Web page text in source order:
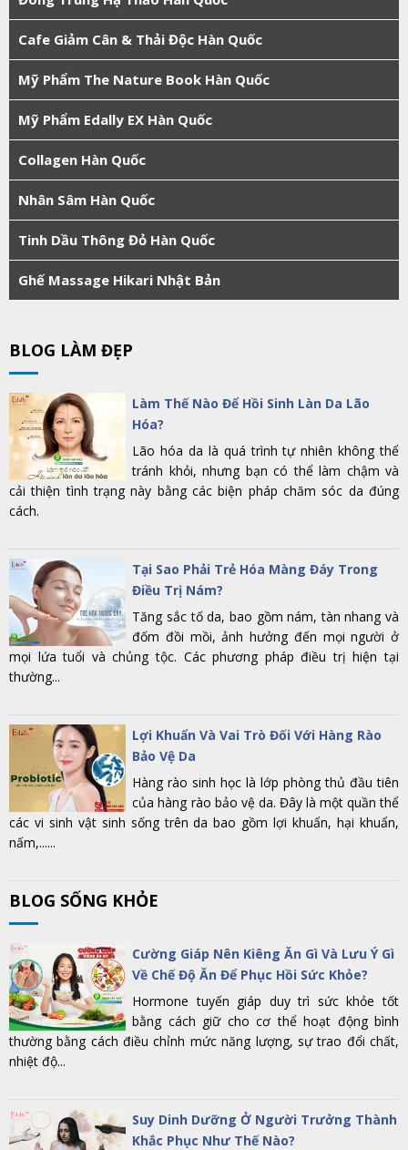
Cafe Giảm Cân & Thải Độc Hàn Quốc
Mỹ Phẩm The Nature Book Hàn Quốc
Mỹ Phẩm Edally EX Hàn Quốc
Collagen Hàn Quốc
Nhân Sâm Hàn Quốc
Tinh Dầu Thông Đỏ Hàn Quốc
Ghế Massage Hikari Nhật Bản
BLOG LÀM ĐẸP
Làm Thế Nào Để Hồi Sinh Làn Da Lão
Hóa?
Lão hóa da là quá trình tự nhiên không thể
tránh khỏi, nhưng bạn có thể làm chậm và
cải thiện tình trạng này bằng các biện pháp chăm sóc da đúng
cách.
Tại Sao Phải Trẻ Hóa Màng Đáy Trong
Điều Trị Nám?
Tăng sắc tố da, bao gồm nám, tàn nhang và
đốm đồi mồi, ảnh hưởng đến mọi người ở
mọi lứa tuổi và chủng tộc. Các phương pháp điều trị hiện tại
thường...
Lợi Khuẩn Và Vai Trò Đối Với Hàng Rào
Bảo Vệ Da
Hàng rào sinh học là lớp phòng thủ đầu tiên
của hàng rào bảo vệ da. Đây là một quần thể
các vi sinh vật sinh sống trên da bao gồm lợi khuẩn, hại khuẩn,
nấm,......
BLOG SỐNG KHỎE
Cường Giáp Nên Kiêng Ăn Gì Và Lưu Ý Gì
Về Chế Độ Ăn Để Phục Hồi Sức Khỏe?
Hormone tuyến giáp duy trì sức khỏe tốt
bằng cách giữ cho cơ thể hoạt động bình
thường bằng cách điều chỉnh mức năng lượng, sự trao đổi chất,
nhiệt độ...
Suy Dinh Dưỡng Ở Người Trưởng Thành
Khắc Phục Như Thế Nào?